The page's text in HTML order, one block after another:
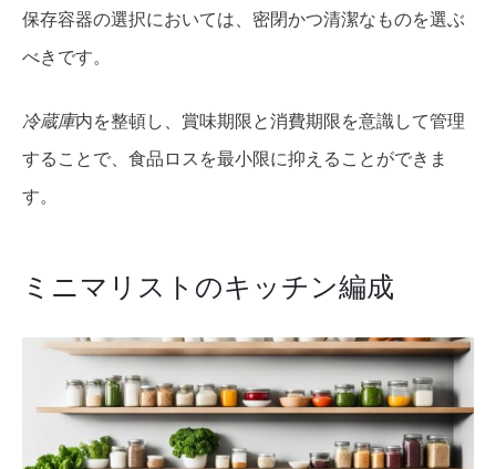
保存容器の選択においては、密閉かつ清潔なものを選ぶ
べきです。
冷蔵庫内を整頓し、賞味期限と消費期限を意識して管理
することで、食品ロスを最小限に抑えることができま
す。
ミニマリストのキッチン編成